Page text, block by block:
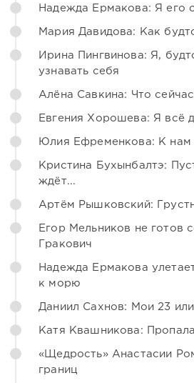
Надежда Ермакова: Я его
Мария Давидова: Как
Ирина Пингвинова: Я,
узнавать себя
Алёна Савкина: Что
Евгения Хорошева: Я всё
Юлия Ефременкова: К
Кристина Бухынбалтэ:
ждёт...
Артём Рышковский:
Егор Мельников не готов
Гракович
Надежда Ермакова
к морю
Даниил Сахнов: Мои 23
Катя Квашникова:
«Щедрость» Анастасии
границ